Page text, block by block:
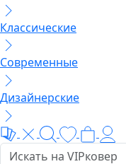
Классические
Современные
Дизайнерские